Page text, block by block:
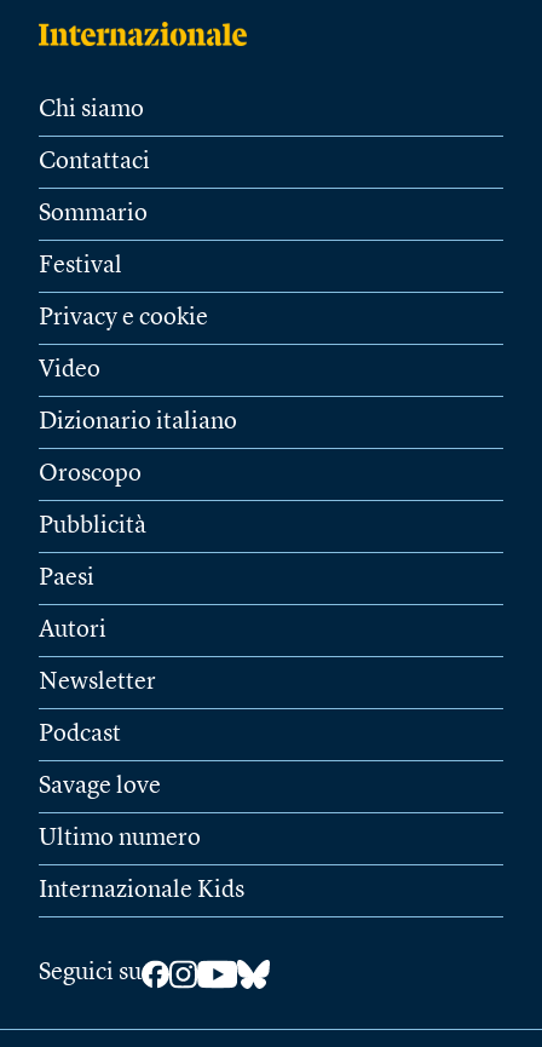
Chi siamo
Contattaci
Sommario
Festival
Privacy e cookie
Video
Dizionario italiano
Oroscopo
Pubblicità
Paesi
Autori
Newsletter
Podcast
Savage love
Ultimo numero
Internazionale Kids
Seguici su